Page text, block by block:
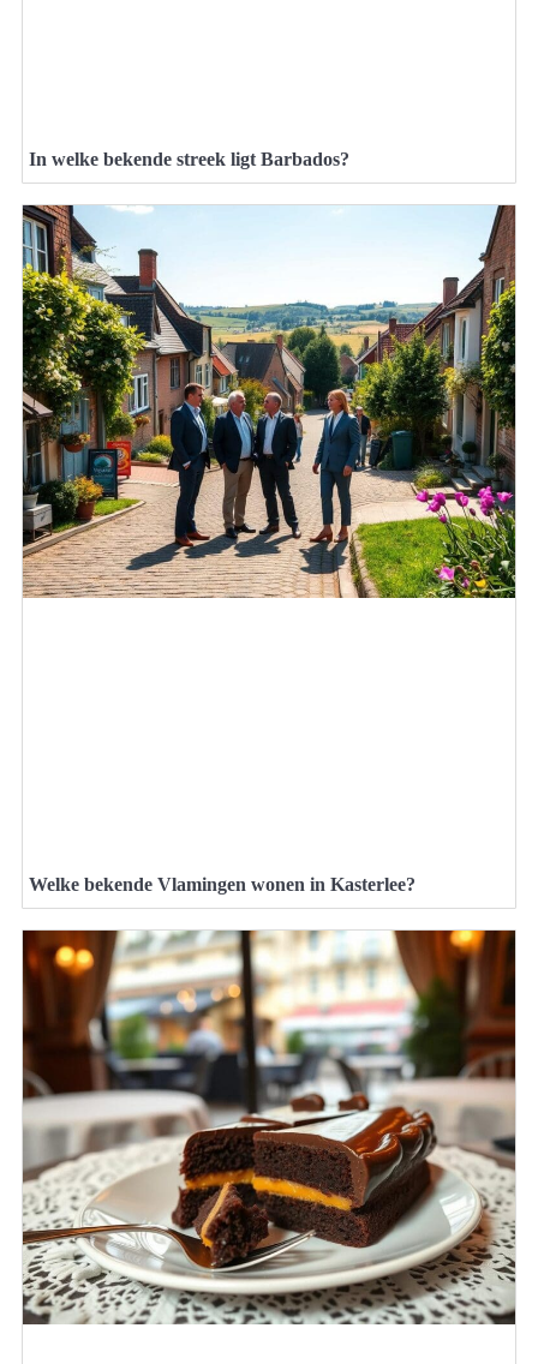
In welke bekende streek ligt Barbados?
Welke bekende Vlamingen wonen in Kasterlee?